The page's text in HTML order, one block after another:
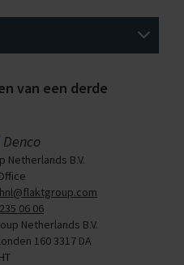
van een derde
Denco
Netherlands B.V.
06 06
Netherlands B.V.
160 3317 DA